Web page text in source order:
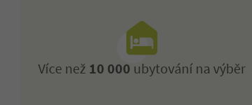
Více než 10 000 ubytování na výběr